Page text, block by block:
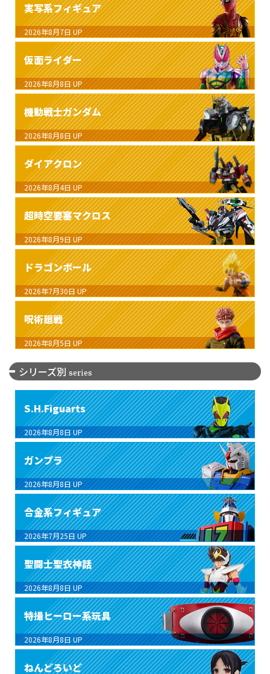
実写系フィギュア
2026年8月7日 UP
仮面ライダー
2026年8月8日 UP
機動戦士ガンダム
2026年8月8日 UP
ダイアクロン
2026年8月4日 UP
超時空要塞マクロス
2026年8月9日 UP
ドラゴンボール
2026年7月30日 UP
呪術廻戦
2026年8月5日 UP
シリーズ別 series
S.H.Figuarts
2026年8月8日 UP
ガンプラ
2026年8月8日 UP
合金系フィギュア
2026年7月25日 UP
聖闘士聖衣神話
2026年8月8日 UP
特撮ヒーロー系玩具
2026年8月8日 UP
ねんどろいど